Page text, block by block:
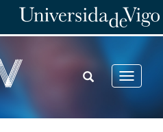
Toggle
TOGGLE
SEARCH